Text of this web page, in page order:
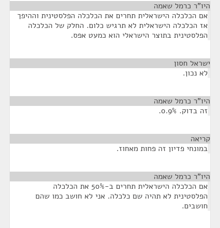
היו"ר כרמל שאמה
אם הכלכלה הישראלית תחרים את הכלכלה הפלסטינית וההיפך
אז הכלכלה הישראלית לא תרגיש כלום. החלק של הכלכלה
הפלסטינית בתוצר הישראלי הוא כמעט אפס.
ישראל חסון
לא נכון.
היו"ר כרמל שאמה
זה בדוק. 0.9%.
קריאה
במונחי פדיון זה פחות מאחוז.
היו"ר כרמל שאמה
אם הכלכלה הישראלית תחרים ב-50% את הכלכלה
הפלסטינית לא תהיה שם כלכלה. אני לא חושב כמו שהם
חושבים.